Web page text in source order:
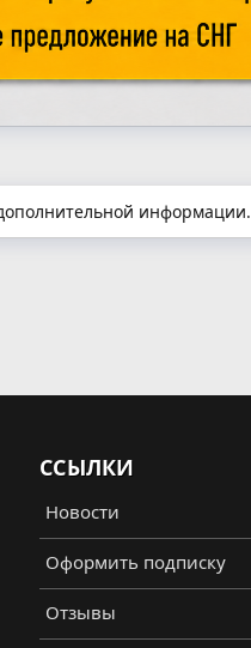
информации.
ССЫЛКИ
Новости
Оформить подписку
Отзывы